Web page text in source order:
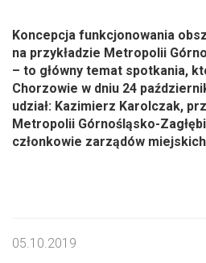
Koncepcja funkcjonowania
na przykładzie Metropolii
– to główny temat spotkania,
Chorzowie w dniu 24
udział: Kazimierz Karolczak,
Metropolii Górnośląsko-
członkowie zarządów
05.10.2019